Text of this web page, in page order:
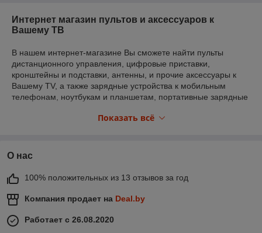
Интернет магазин пультов и аксессуаров к
Вашему ТВ
В нашем интернет-магазине Вы сможете найти пульты
дистанционного управления, цифровые приставки,
кронштейны и подставки, антенны, и прочие аксессуары к
Вашему TV, а также зарядные устройства к мобильным
телефонам, ноутбукам и планшетам, портативные зарядные
2. Быстрый подбор товара.
4. Высокое качество обслуживания
5. Индивидуальный подход к каждому клиенту
6. Доставка по Минску и РБ, в короткие сроки.
Показать всё
О нас
100% положительных из 13 отзывов за год
Компания продает на Deal.by
Работает с 26.08.2020